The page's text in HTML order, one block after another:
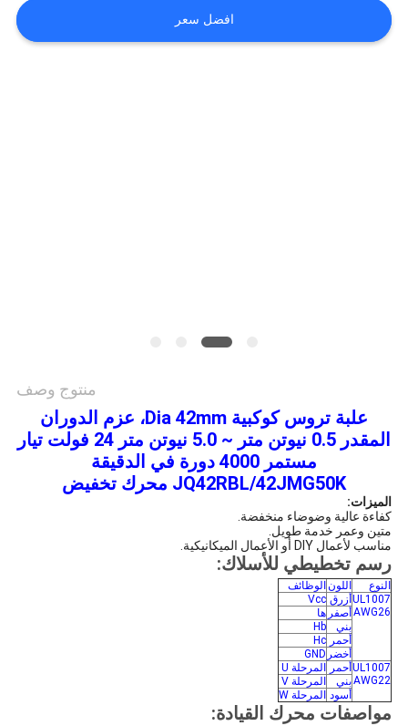
اقتباس
افضل سعر
منتوج وصف
علبة تروس كوكبية Dia 42mm، عزم الدوران
المقدر 0.5 نيوتن متر ~ 5.0 نيوتن متر 24 فولت تيار
مستمر 4000 دورة في الدقيقة
JQ42RBL/42JMG50K محرك تخفيض
الميزات:
كفاءة عالية وضوضاء منخفضة.
متين وعمر خدمة طويل.
مناسب لأعمال DIY أو الأعمال الميكانيكية.
رسم تخطيطي للأسلاك:
النوع اللون الوظائف
UL1007
AWG26
أزرق Vcc
أصفر ها
بني
Hb
أحمر Hc
أخضر GND
UL1007
AWG22
أحمر
المرحلة U
بني
المرحلة V
أسود المرحلة W
مواصفات محرك القيادة: